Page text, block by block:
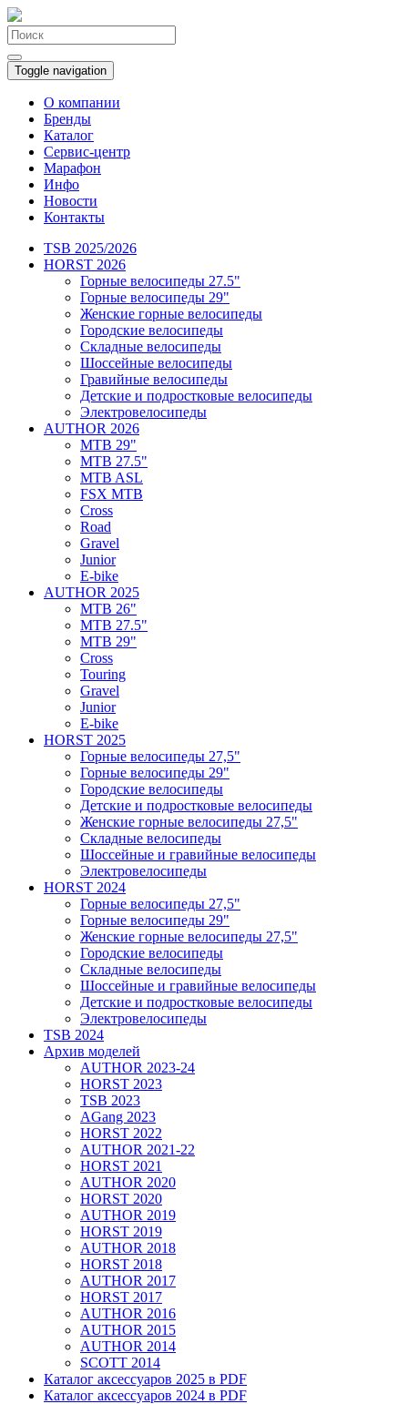
Toggle navigation
О компании
Бренды
Каталог
Сервис-центр
Марафон
Инфо
Новости
Контакты
TSB 2025/2026
HORST 2026
Горные велосипеды 27.5"
Горные велосипеды 29"
Женские горные велосипеды
Городские велосипеды
Складные велосипеды
Шоссейные велосипеды
Гравийные велосипеды
Детские и подростковые велосипеды
Электровелосипеды
AUTHOR 2026
MTB 29"
MTB 27.5"
MTB ASL
FSX MTB
Cross
Road
Gravel
Junior
E-bike
AUTHOR 2025
MTB 26"
MTB 27.5"
MTB 29"
Cross
Touring
Gravel
Junior
E-bike
HORST 2025
Горные велосипеды 27,5"
Горные велосипеды 29"
Городские велосипеды
Детские и подростковые велосипеды
Женские горные велосипеды 27,5"
Складные велосипеды
Шоссейные и гравийные велосипеды
Электровелосипеды
HORST 2024
Горные велосипеды 27,5"
Горные велосипеды 29"
Женские горные велосипеды 27,5"
Городские велосипеды
Складные велосипеды
Шоссейные и гравийные велосипеды
Детские и подростковые велосипеды
Электровелосипеды
TSB 2024
Архив моделей
AUTHOR 2023-24
HORST 2023
TSB 2023
AGang 2023
HORST 2022
AUTHOR 2021-22
HORST 2021
AUTHOR 2020
HORST 2020
AUTHOR 2019
HORST 2019
AUTHOR 2018
HORST 2018
AUTHOR 2017
HORST 2017
AUTHOR 2016
AUTHOR 2015
AUTHOR 2014
SCOTT 2014
Каталог аксессуаров 2025 в PDF
Каталог аксессуаров 2024 в PDF